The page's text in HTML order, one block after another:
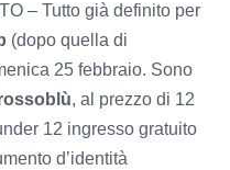
– Tutto già definito per
(dopo quella di
25 febbraio. Sono
, al prezzo di 12
12 ingresso gratuito
d’identità